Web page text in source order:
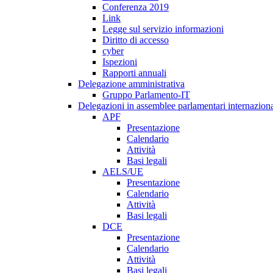
Conferenza 2019
Link
Legge sul servizio informazioni
Diritto di accesso
cyber
Ispezioni
Rapporti annuali
Delegazione amministrativa
Gruppo Parlamento-IT
Delegazioni in assemblee parlamentari
APF
Presentazione
Calendario
Attività
Basi legali
AELS/UE
Presentazione
Calendario
Attività
Basi legali
DCE
Presentazione
Calendario
Attività
Basi legali